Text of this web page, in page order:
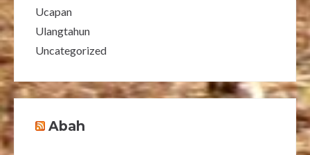
Ucapan
Ulangtahun
Uncategorized
Abah